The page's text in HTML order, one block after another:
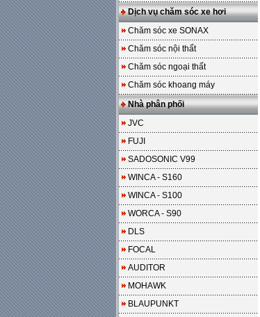
Dịch vụ chăm sóc xe hơi
Chăm sóc xe SONAX
Chăm sóc nội thất
Chăm sóc ngoại thất
Chăm sóc khoang máy
Nhà phân phối
JVC
FUJI
SADOSONIC V99
WINCA - S160
WINCA - S100
WORCA - S90
DLS
FOCAL
AUDITOR
MOHAWK
BLAUPUNKT